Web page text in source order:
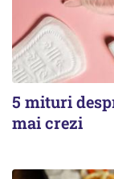
5 mituri
mai crezi